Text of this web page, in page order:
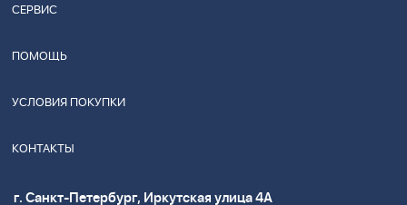
СЕРВИС
ПОМОЩЬ
УСЛОВИЯ ПОКУПКИ
КОНТАКТЫ
г. Санкт-Петербург, Иркутская улица 4А